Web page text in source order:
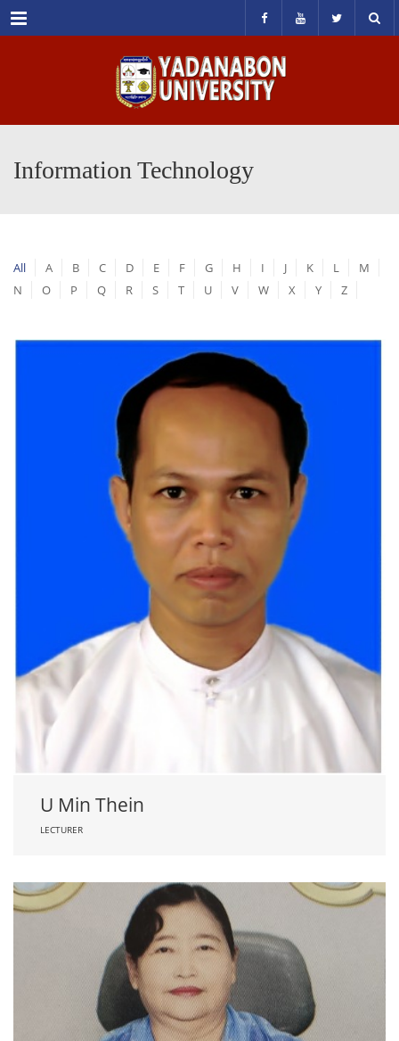
Menu
Information Technology
All A B C D E F G H I J K L
M
N
O P Q R S T U V W X Y Z
U Min Thein
LECTURER